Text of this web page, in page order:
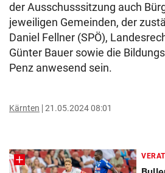
der Ausschusssitzung auch
jeweiligen Gemeinden, der
Daniel Fellner (SPÖ),
Günter Bauer sowie die
Penz anwesend sein.
Kärnten 21.05.2024 08:01